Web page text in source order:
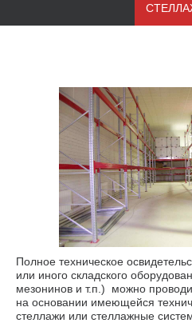
Полное техническое
или иного складского
мезонинов и т.п.) можно
на основании имеющейся
стеллажи или стеллажные